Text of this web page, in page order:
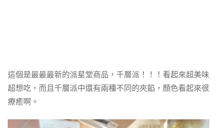
這個是最最最新的派星堂商品，千層派！！！看起來超美味
超想吃，而且千層派中還有兩種不同的夾餡，顏色看起來很
療癒啊。